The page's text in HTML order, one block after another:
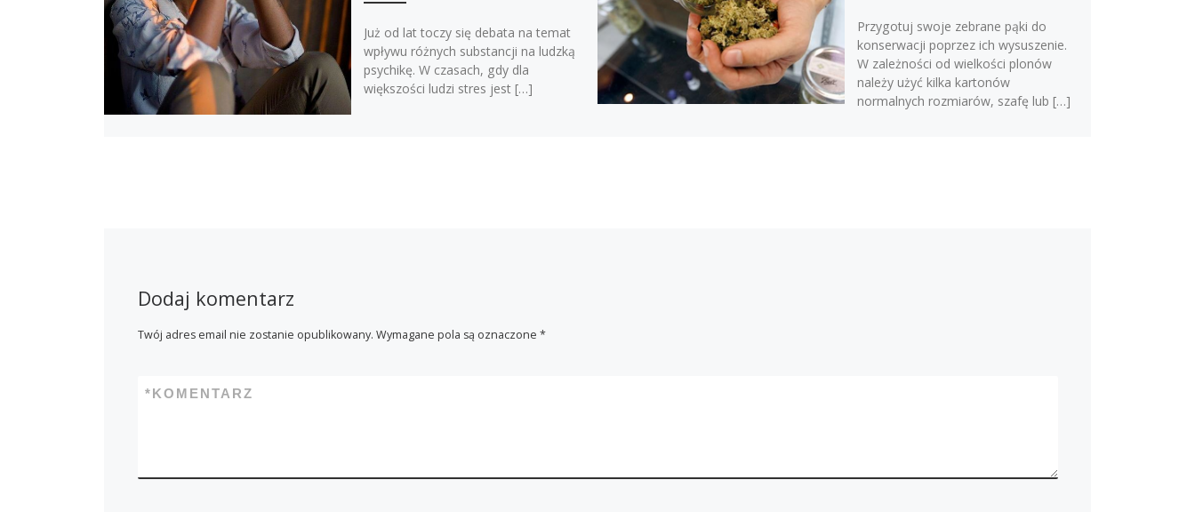
Już od lat toczy się debata na temat
wpływu różnych substancji na ludzką
psychikę. W czasach, gdy dla
większości ludzi stres jest […]
Przygotuj swoje zebrane pąki do
konserwacji poprzez ich wysuszenie.
W zależności od wielkości plonów
należy użyć kilka kartonów
normalnych rozmiarów, szafę lub […]
Dodaj komentarz
Twój adres email nie zostanie opublikowany. Wymagane pola są oznaczone *
KOMENTARZ
*